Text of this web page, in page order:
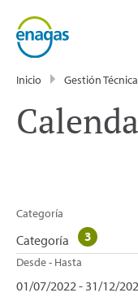
Inicio Gestión
Categoría
Categoría 3
Desde - Hasta